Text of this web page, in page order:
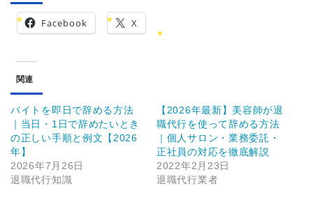
Facebook X
関連
バイトを即日で辞める方法
｜当日・1日で辞めたいとき
の正しい手順と例文【2026
年】
2026年7月26日
退職代行知識
【2026年最新】美容師が退
職代行を使って辞める方法
｜個人サロン・業務委託・
正社員の対応を徹底解説
2022年2月23日
退職代行業者